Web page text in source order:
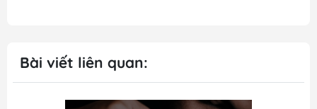
Bài viết liên quan: